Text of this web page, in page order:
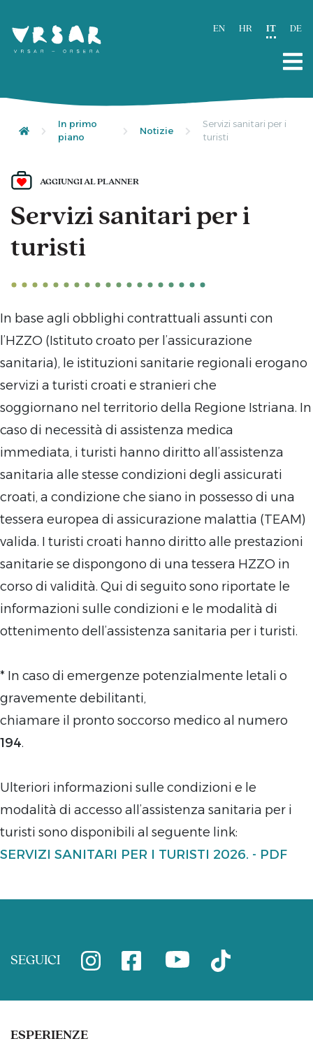
EN HR IT DE
In primo
piano
Notizie
Servizi sanitari per i
turisti
AGGIUNGI AL PLANNER
Servizi sanitari per i
turisti
In base agli obblighi contrattuali assunti con
l’HZZO (Istituto croato per l’assicurazione
sanitaria), le istituzioni sanitarie regionali erogano
servizi a turisti croati e stranieri che
soggiornano nel territorio della Regione Istriana. In
caso di necessità di assistenza medica
immediata, i turisti hanno diritto all’assistenza
sanitaria alle stesse condizioni degli assicurati
croati, a condizione che siano in possesso di una
tessera europea di assicurazione malattia (TEAM)
valida. I turisti croati hanno diritto alle prestazioni
sanitarie se dispongono di una tessera HZZO in
corso di validità. Qui di seguito sono riportate le
informazioni sulle condizioni e le modalità di
ottenimento dell’assistenza sanitaria per i turisti.
* In caso di emergenze potenzialmente letali o
gravemente debilitanti,
chiamare il pronto soccorso medico al numero
194.
Ulteriori informazioni sulle condizioni e le
modalità di accesso all’assistenza sanitaria per i
turisti sono disponibili al seguente link:
SERVIZI SANITARI PER I TURISTI 2026. - PDF
SEGUICI
ESPERIENZE